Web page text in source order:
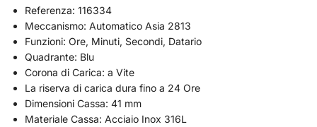
Referenza: 116334
Meccanismo: Automatico Asia 2813
Funzioni: Ore, Minuti, Secondi, Datario
Quadrante: Blu
Corona di Carica: a Vite
La riserva di carica dura fino a 24 Ore
Dimensioni Cassa: 41 mm
Materiale Cassa: Acciaio Inox 316L